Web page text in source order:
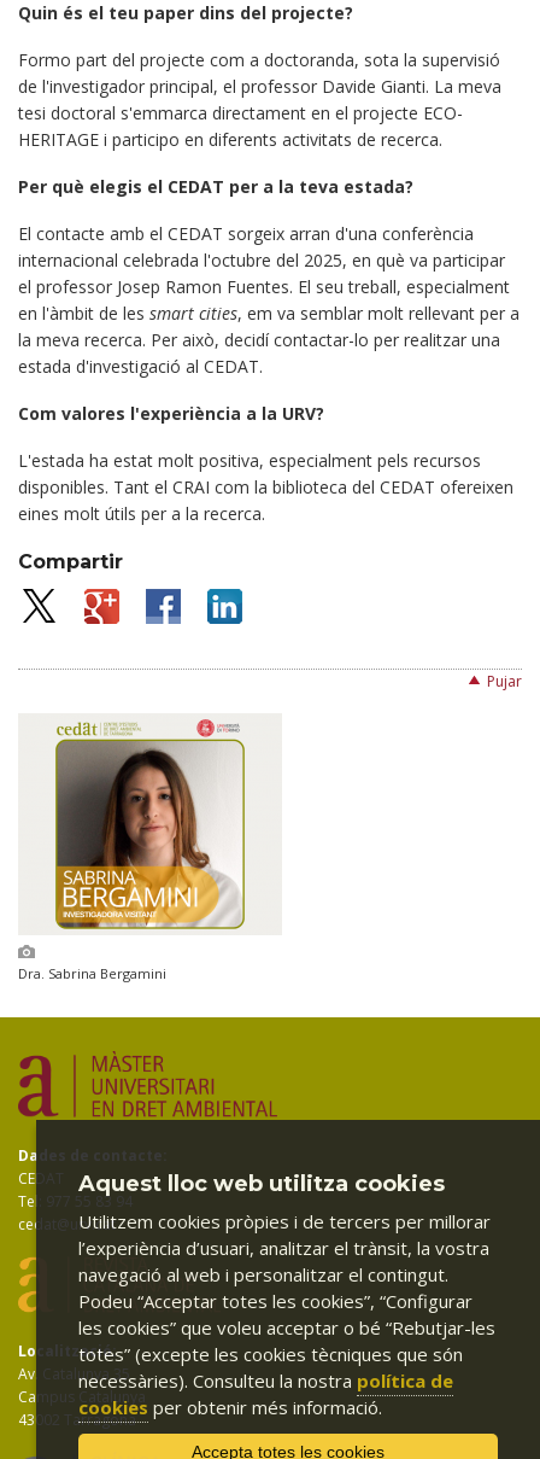
Quin és el teu paper dins del projecte?
Formo part del projecte com a doctoranda, sota la supervisió
de l'investigador principal, el professor Davide Gianti. La meva
tesi doctoral s'emmarca directament en el projecte ECO-
HERITAGE i participo en diferents activitats de recerca.
Per què elegis el CEDAT per a la teva estada?
El contacte amb el CEDAT sorgeix arran d'una conferència
internacional celebrada l'octubre del 2025, en què va participar
el professor Josep Ramon Fuentes. El seu treball, especialment
en l'àmbit de les smart cities, em va semblar molt rellevant per a
la meva recerca. Per això, decidí contactar-lo per realitzar una
estada d'investigació al CEDAT.
Com valores l'experiència a la URV?
L'estada ha estat molt positiva, especialment pels recursos
disponibles. Tant el CRAI com la biblioteca del CEDAT ofereixen
eines molt útils per a la recerca.
Compartir
Pujar
Dra. Sabrina Bergamini
Dades de contacte:
CEDAT
Tel: 977 55 83 94
cedat@urv.cat
Localització:
Av. Catalunya 35
Campus Catalunya
43002 Tarragona
Aquest lloc web utilitza cookies
Utilitzem cookies pròpies i de tercers per millorar
l’experiència d’usuari, analitzar el trànsit, la vostra
navegació al web i personalitzar el contingut.
Podeu “Acceptar totes les cookies”, “Configurar
les cookies” que voleu acceptar o bé “Rebutjar-les
totes” (excepte les cookies tècniques que són
necessàries). Consulteu la nostra política de
cookies per obtenir més informació.
Accepta totes les cookies